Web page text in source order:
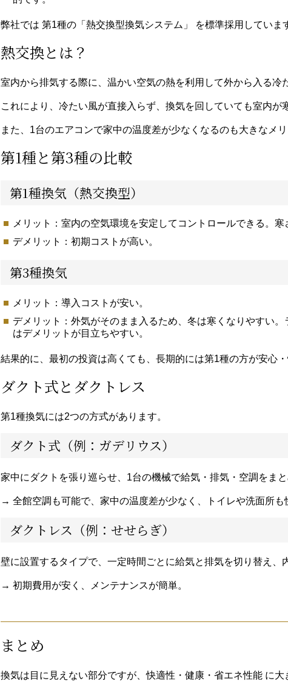
弊社では 第1種の「熱交換型換気システム」 を標準採用していま
熱交換とは？
室内から排気する際に、温かい空気の熱を利用して外から入る冷
これにより、冷たい風が直接入らず、換気を回していても室内が
また、1台のエアコンで家中の温度差が少なくなるのも大きなメリ
第1種と第3種の比較
第1種換気（熱交換型）
メリット：室内の空気環境を安定してコントロールできる。寒
デメリット：初期コストが高い。
第3種換気
メリット：導入コストが安い。
デメリット：外気がそのまま入るため、冬は寒くなりやすい
はデメリットが目立ちやすい。
結果的に、最初の投資は高くても、長期的には第1種の方が安心
ダクト式とダクトレス
第1種換気には2つの方式があります。
ダクト式（例：ガデリウス）
家中にダクトを張り巡らせ、1台の機械で給気・排気・空調をまと
→ 全館空調も可能で、家中の温度差が少なく、トイレや洗面所も
ダクトレス（例：せせらぎ）
壁に設置するタイプで、一定時間ごとに給気と排気を切り替え、
→ 初期費用が安く、メンテナンスが簡単。
まとめ
換気は目に見えない部分ですが、快適性・健康・省エネ性能 に大